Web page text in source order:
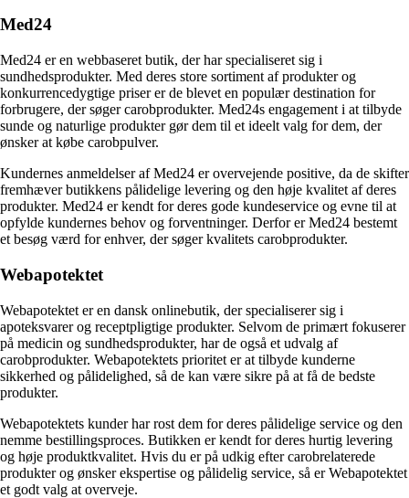
Med24
Med24 er en webbaseret butik, der har specialiseret sig i
sundhedsprodukter. Med deres store sortiment af produkter og
konkurrencedygtige priser er de blevet en populær destination for
forbrugere, der søger carobprodukter. Med24s engagement i at tilbyde
sunde og naturlige produkter gør dem til et ideelt valg for dem, der
ønsker at købe carobpulver.
Kundernes anmeldelser af Med24 er overvejende positive, da de skifter
fremhæver butikkens pålidelige levering og den høje kvalitet af deres
produkter. Med24 er kendt for deres gode kundeservice og evne til at
opfylde kundernes behov og forventninger. Derfor er Med24 bestemt
et besøg værd for enhver, der søger kvalitets carobprodukter.
Webapotektet
Webapotektet er en dansk onlinebutik, der specialiserer sig i
apoteksvarer og receptpligtige produkter. Selvom de primært fokuserer
på medicin og sundhedsprodukter, har de også et udvalg af
carobprodukter. Webapotektets prioritet er at tilbyde kunderne
sikkerhed og pålidelighed, så de kan være sikre på at få de bedste
produkter.
Webapotektets kunder har rost dem for deres pålidelige service og den
nemme bestillingsproces. Butikken er kendt for deres hurtig levering
og høje produktkvalitet. Hvis du er på udkig efter carobrelaterede
produkter og ønsker ekspertise og pålidelig service, så er Webapotektet
et godt valg at overveje.